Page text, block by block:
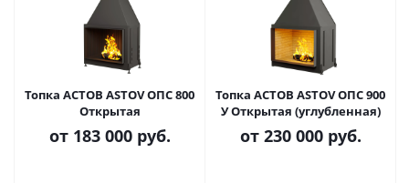
Топка АСТОВ ASTOV ОПС 800
Открытая
от 183 000 руб.
Топка АСТОВ ASTOV ОПС 900
У Открытая (углубленная)
от 230 000 руб.